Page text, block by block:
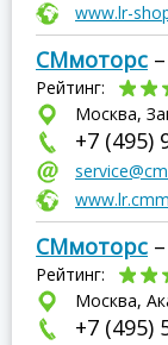
www.lr-
СМмоторс
Рейтинг:
Москва,
+7 (495)
СМмоторс
Рейтинг:
Москва,
+7 (495)